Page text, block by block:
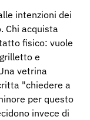
intenzioni dei
Chi acquista
fisico: vuole
e
vetrina
"chiedere a
per questo
invece di